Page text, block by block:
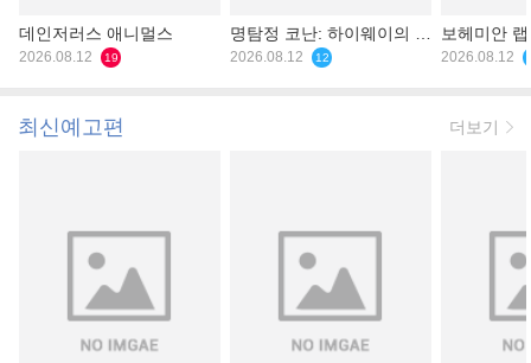
데인저러스 애니멀스
2026.08.12 19
명탐정 코난: 하이웨이의 타
천사
2026.08.12 12
보헤미안
2026.08.12
최신예고편 더보기